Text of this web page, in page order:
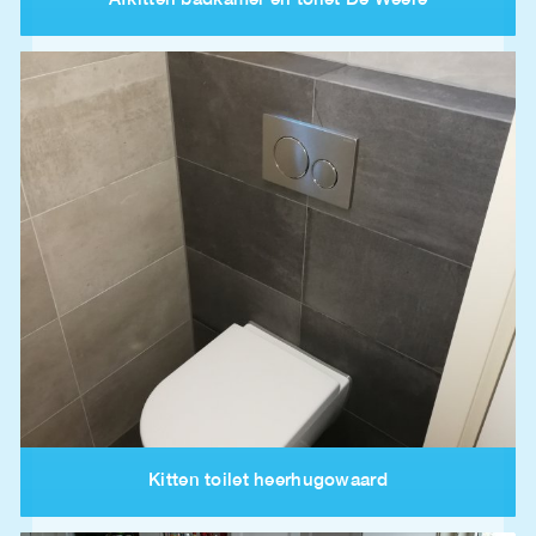
Kitten toilet heerhugowaard